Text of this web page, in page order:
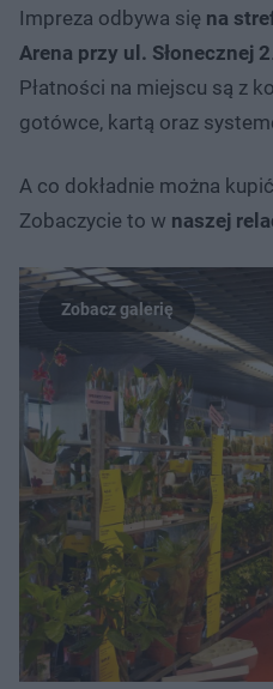
Impreza odbywa się na
Arena przy ul. Słonecznej 2
Płatności na miejscu są z
gotówce, kartą oraz
A co dokładnie można
Zobaczycie to w naszej